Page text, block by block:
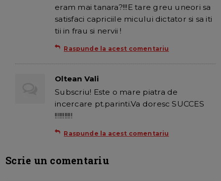
eram mai tanara?!!!E tare greu uneori sa
satisfaci capriciile micului dictator si sa iti
tii in frau si nervii !
Raspunde la acest comentariu
Oltean Vali
Subscriu! Este o mare piatra de
incercare pt.parinti.Va doresc SUCCES
!!!!!!!!!!!
Raspunde la acest comentariu
Scrie un comentariu